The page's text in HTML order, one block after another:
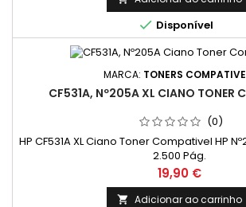
 Disponível
MARCA: TONERS
CF531A, Nº205A XL CIANO TONER
(0)
HP CF531A XL Ciano Toner Compativel HP
2.500 Pág.
Preço
19,90 €
 Adicionar ao carrinho